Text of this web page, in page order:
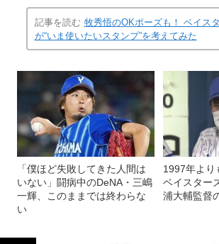
記事を読む 牧秀悟のOKポーズも！ ベイス
が“いま使いたいスタンプ”を考えてみた
「僕ほど失敗してきた人間は
いない」闘病中のDeNA・三嶋
一輝、このままでは終わらな
い
1997年よ
ベイスター
浦大輔監督